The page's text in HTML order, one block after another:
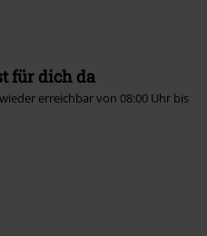
für dich da
erreichbar von 08:00 Uhr bis